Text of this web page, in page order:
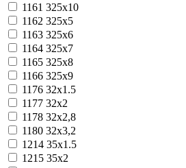
1161 325х10
1162 325х5
1163 325х6
1164 325х7
1165 325х8
1166 325х9
1176 32х1.5
1177 32х2
1178 32х2,8
1180 32х3,2
1214 35х1.5
1215 35х2